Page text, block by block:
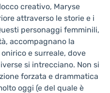
creativo, Maryse
attraverso le storie e i
personaggi femminili,
accompagnano la
e surreale, dove
si intrecciano. Non si
forzata e drammatica
oggi (e del quale è